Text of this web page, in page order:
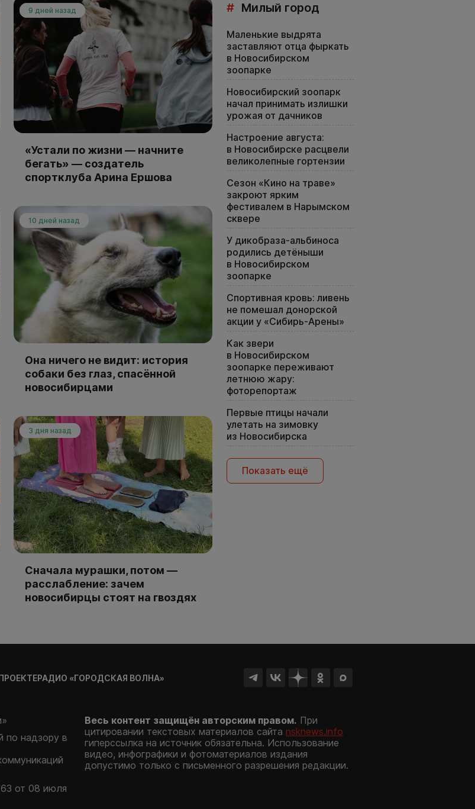
9 дней назад
«Устали по жизни — начните
бегать» — создатель
спортклуба Арина Ершова
10 дней назад
Она ничего не видит: история
собаки без глаз, спасённой
новосибирцами
3 дня назад
Сначала мурашки, потом —
расслабление: зачем
новосибирцы стоят на гвоздях
# Милый город
Маленькие выдрята
заставляют отца фыркать
в Новосибирском
зоопарке
Новосибирский зоопарк
начал принимать излишки
урожая от дачников
Настроение августа:
в Новосибирске расцвели
великолепные гортензии
Сезон «Кино на траве»
закроют ярким
фестивалем в Нарымском
сквере
У дикобраза-альбиноса
родились детёныши
в Новосибирском
зоопарке
Спортивная кровь: ливень
не помешал донорской
акции у «Сибирь-Арены»
Как звери
в Новосибирском
зоопарке переживают
летнюю жару:
фоторепортаж
Первые птицы начали
улетать на зимовку
из Новосибирска
Показать ещё
РАДИО «ГОРОДСКАЯ ВОЛНА»
по надзору в
от 08 июля
Весь контент защищён авторским правом. При
цитировании текстовых материалов сайта nsknews.info
гиперссылка на источник обязательна. Использование
видео, инфографики и фотоматериалов издания
допустимо только с письменного разрешения редакции.